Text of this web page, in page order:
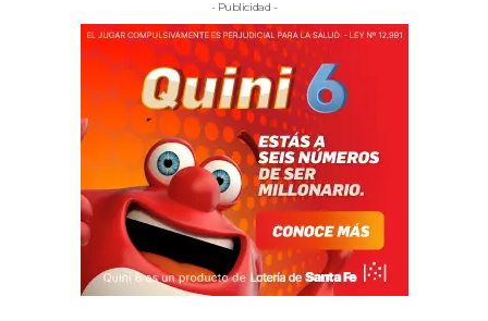
- Publicidad -